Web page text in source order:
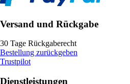
Versand und Rückgabe
30 Tage Rückgaberecht
Bestellung zurückgeben
Trustpilot
Dienstleistungen